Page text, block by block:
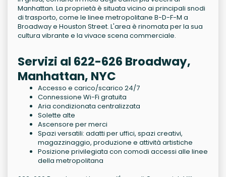
Manhattan. La proprietà è situata vicino ai principali snodi
di trasporto, come le linee metropolitane B-D-F-M a
Broadway e Houston Street. L'area è rinomata per la sua
cultura vibrante e la vivace scena commerciale.
Servizi al 622-626 Broadway,
Manhattan, NYC
Accesso e carico/scarico 24/7
Connessione Wi-Fi gratuita
Aria condizionata centralizzata
Solette alte
Ascensore per merci
Spazi versatili: adatti per uffici, spazi creativi,
magazzinaggio, produzione e attività artistiche
Posizione privilegiata con comodi accessi alle linee
della metropolitana